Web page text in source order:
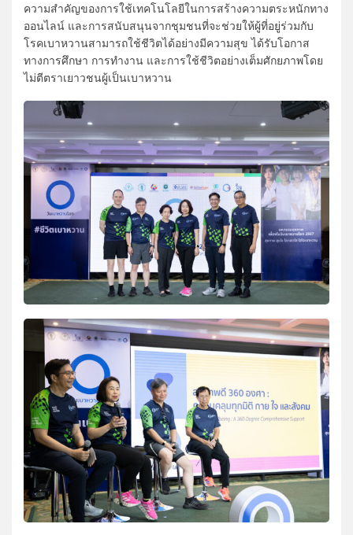
ความสำคัญของการใช้เทคโนโลยีในการสร้างความตระหนักทาง
ออนไลน์ และการสนับสนุนจากชุมชนที่จะช่วยให้ผู้ที่อยู่ร่วมกับ
โรคเบาหวานสามารถใช้ชีวิตได้อย่างมีความสุข ได้รับโอกาส
ทางการศึกษา การทำงาน และการใช้ชีวิตอย่างเต็มศักยภาพโดย
ไม่ตีตราเยาวชนผู้เป็นเบาหวาน